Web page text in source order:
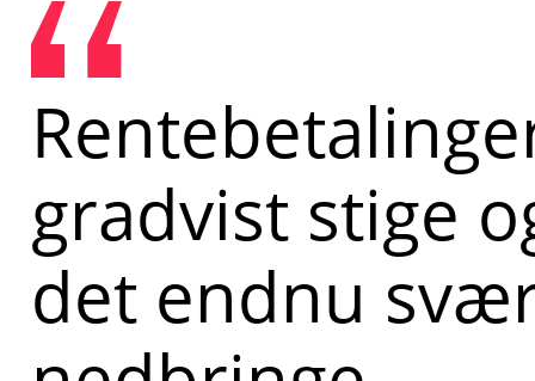
gradvist stige
det endnu